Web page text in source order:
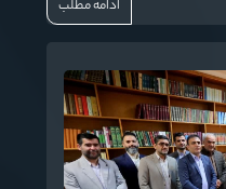
باشند و بتوانند مسائل را
ادامه مطلب